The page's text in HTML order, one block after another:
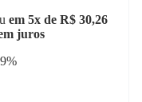
em 5x de R$ 30,26
juros